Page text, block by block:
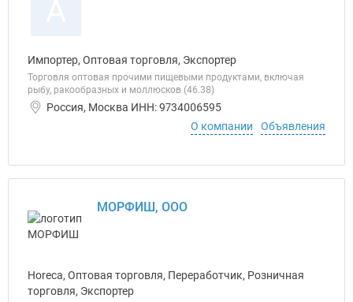
Импортер, Оптовая торговля, Экспортер
Торговля оптовая прочими пищевыми продуктами, включая
рыбу, ракообразных и моллюсков (46.38)
Россия, Москва ИНН: 9734006595
О компании
Объявления
МОРФИШ, ООО
Horeca, Оптовая торговля, Переработчик, Розничная
торговля, Экспортер